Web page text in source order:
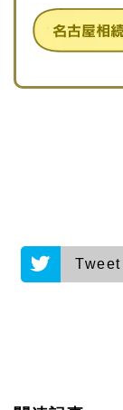
Tweet